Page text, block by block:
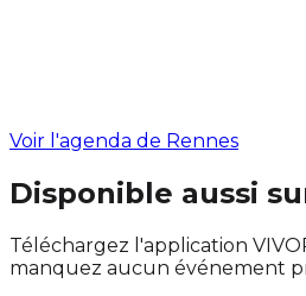
Voir l'agenda de Rennes
Disponible aussi
Téléchargez l'application
manquez aucun événement